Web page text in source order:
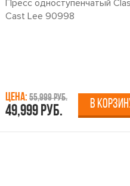
Пресс одноступенчатый
Cast Lee 90998
Цена: 55,999 руб.
49,999 руб. В